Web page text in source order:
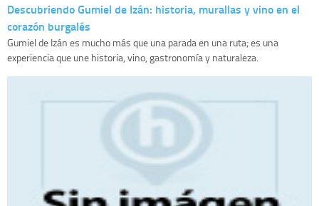
Descubriendo Gumiel de Izán: historia, murallas y vino en el
corazón burgalés
Gumiel de Izán es mucho más que una parada en una ruta; es una
experiencia que une historia, vino, gastronomía y naturaleza.